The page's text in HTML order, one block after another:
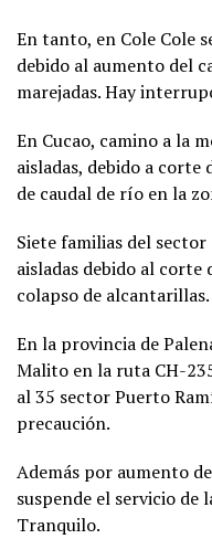
En tanto, en Cole Cole
debido al aumento del
marejadas. Hay
En Cucao, camino a la
aisladas, debido a
de caudal de río en la
Siete familias del
aisladas debido al
colapso de alcantarillas.
En la provincia de
Malito en la ruta CH-
al 35 sector Puerto
precaución.
Además por aumento
suspende el servicio de
Tranquilo.